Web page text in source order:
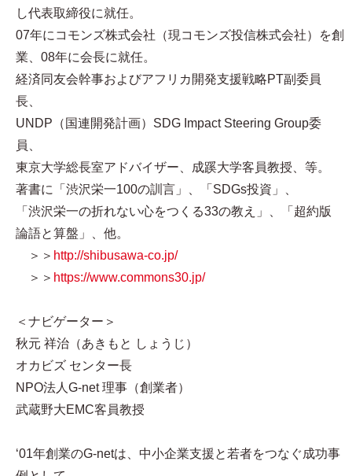
し代表取締役に就任。
07年にコモンズ株式会社（現コモンズ投信株式会社）を創
業、08年に会長に就任。
経済同友会幹事およびアフリカ開発支援戦略PT副委員
長、
UNDP（国連開発計画）SDG Impact Steering Group委
員、
東京大学総長室アドバイザー、成蹊大学客員教授、等。
著書に「渋沢栄一100の訓言」、「SDGs投資」、
「渋沢栄一の折れない心をつくる33の教え」、「超約版
論語と算盤」、他。
＞＞ http://shibusawa-co.jp/
＞＞ https://www.commons30.jp/
＜ナビゲーター＞
秋元 祥治（あきもと しょうじ）
オカビズ センター長
NPO法人G-net 理事（創業者）
武蔵野大EMC客員教授
‘01年創業のG-netは、中小企業支援と若者をつなぐ成功事